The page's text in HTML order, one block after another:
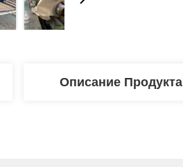
Описание Продукта